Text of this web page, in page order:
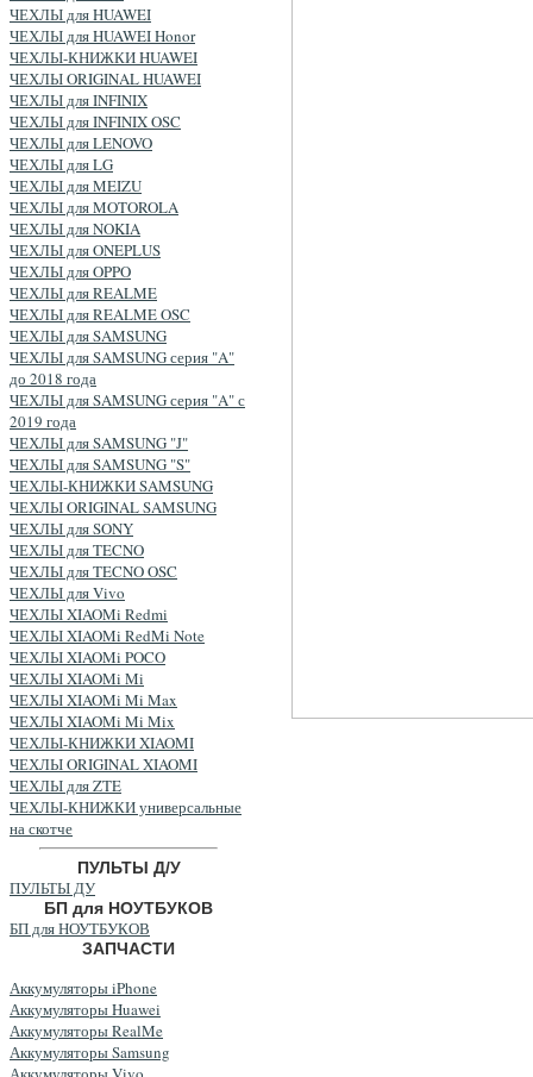
ЧЕХЛЫ для HUAWEI
ЧЕХЛЫ для HUAWEI Honor
ЧЕХЛЫ-КНИЖКИ HUAWEI
ЧЕХЛЫ ORIGINAL HUAWEI
ЧЕХЛЫ для INFINIX
ЧЕХЛЫ для INFINIX OSC
ЧЕХЛЫ для LENOVO
ЧЕХЛЫ для LG
ЧЕХЛЫ для MEIZU
ЧЕХЛЫ для MOTOROLA
ЧЕХЛЫ для NOKIA
ЧЕХЛЫ для ONEPLUS
ЧЕХЛЫ для OPPO
ЧЕХЛЫ для REALME
ЧЕХЛЫ для REALME OSC
ЧЕХЛЫ для SAMSUNG
ЧЕХЛЫ для SAMSUNG серия "A"
до 2018 года
ЧЕХЛЫ для SAMSUNG серия "A" с
2019 года
ЧЕХЛЫ для SAMSUNG "J"
ЧЕХЛЫ для SAMSUNG "S"
ЧЕХЛЫ-КНИЖКИ SAMSUNG
ЧЕХЛЫ ORIGINAL SAMSUNG
ЧЕХЛЫ для SONY
ЧЕХЛЫ для TECNO
ЧЕХЛЫ для TECNO OSC
ЧЕХЛЫ для Vivo
ЧЕХЛЫ XIAOMi Redmi
ЧЕХЛЫ XIAOMi RedMi Note
ЧЕХЛЫ XIAOMi POCO
ЧЕХЛЫ XIAOMi Mi
ЧЕХЛЫ XIAOMi Mi Max
ЧЕХЛЫ XIAOMi Mi Mix
ЧЕХЛЫ-КНИЖКИ XIAOMI
ЧЕХЛЫ ORIGINAL XIAOMI
ЧЕХЛЫ для ZTE
ЧЕХЛЫ-КНИЖКИ универсальные
на скотче
ПУЛЬТЫ Д/У
ПУЛЬТЫ ДУ
БП для НОУТБУКОВ
БП для НОУТБУКОВ
ЗАПЧАСТИ
Аккумуляторы iPhone
Аккумуляторы Huawei
Аккумуляторы RealMe
Аккумуляторы Samsung